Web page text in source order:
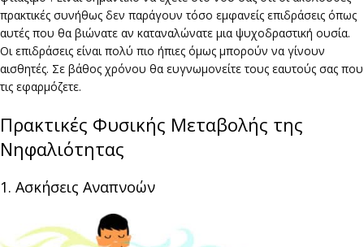
πρακτικές συνήθως δεν παράγουν τόσο εμφανείς επιδράσεις όπως
αυτές που θα βιώνατε αν καταναλώνατε μια ψυχοδραστική ουσία.
Οι επιδράσεις είναι πολύ πιο ήπιες όμως μπορούν να γίνουν
αισθητές. Σε βάθος χρόνου θα ευγνωμονείτε τους εαυτούς σας που
τις εφαρμόζετε.
Πρακτικές Φυσικής Μεταβολής της
Νηφαλιότητας
1. Ασκήσεις Αναπνοών